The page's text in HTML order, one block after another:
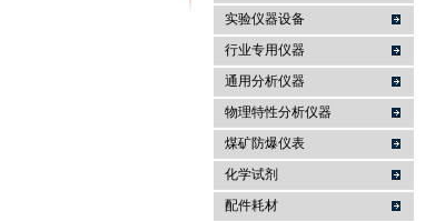
麦科仪（北京）科技有限公司
实验仪器设备
行业专用仪器
通用分析仪器
物理特性分析仪器
煤矿防爆仪表
化学试剂
配件耗材